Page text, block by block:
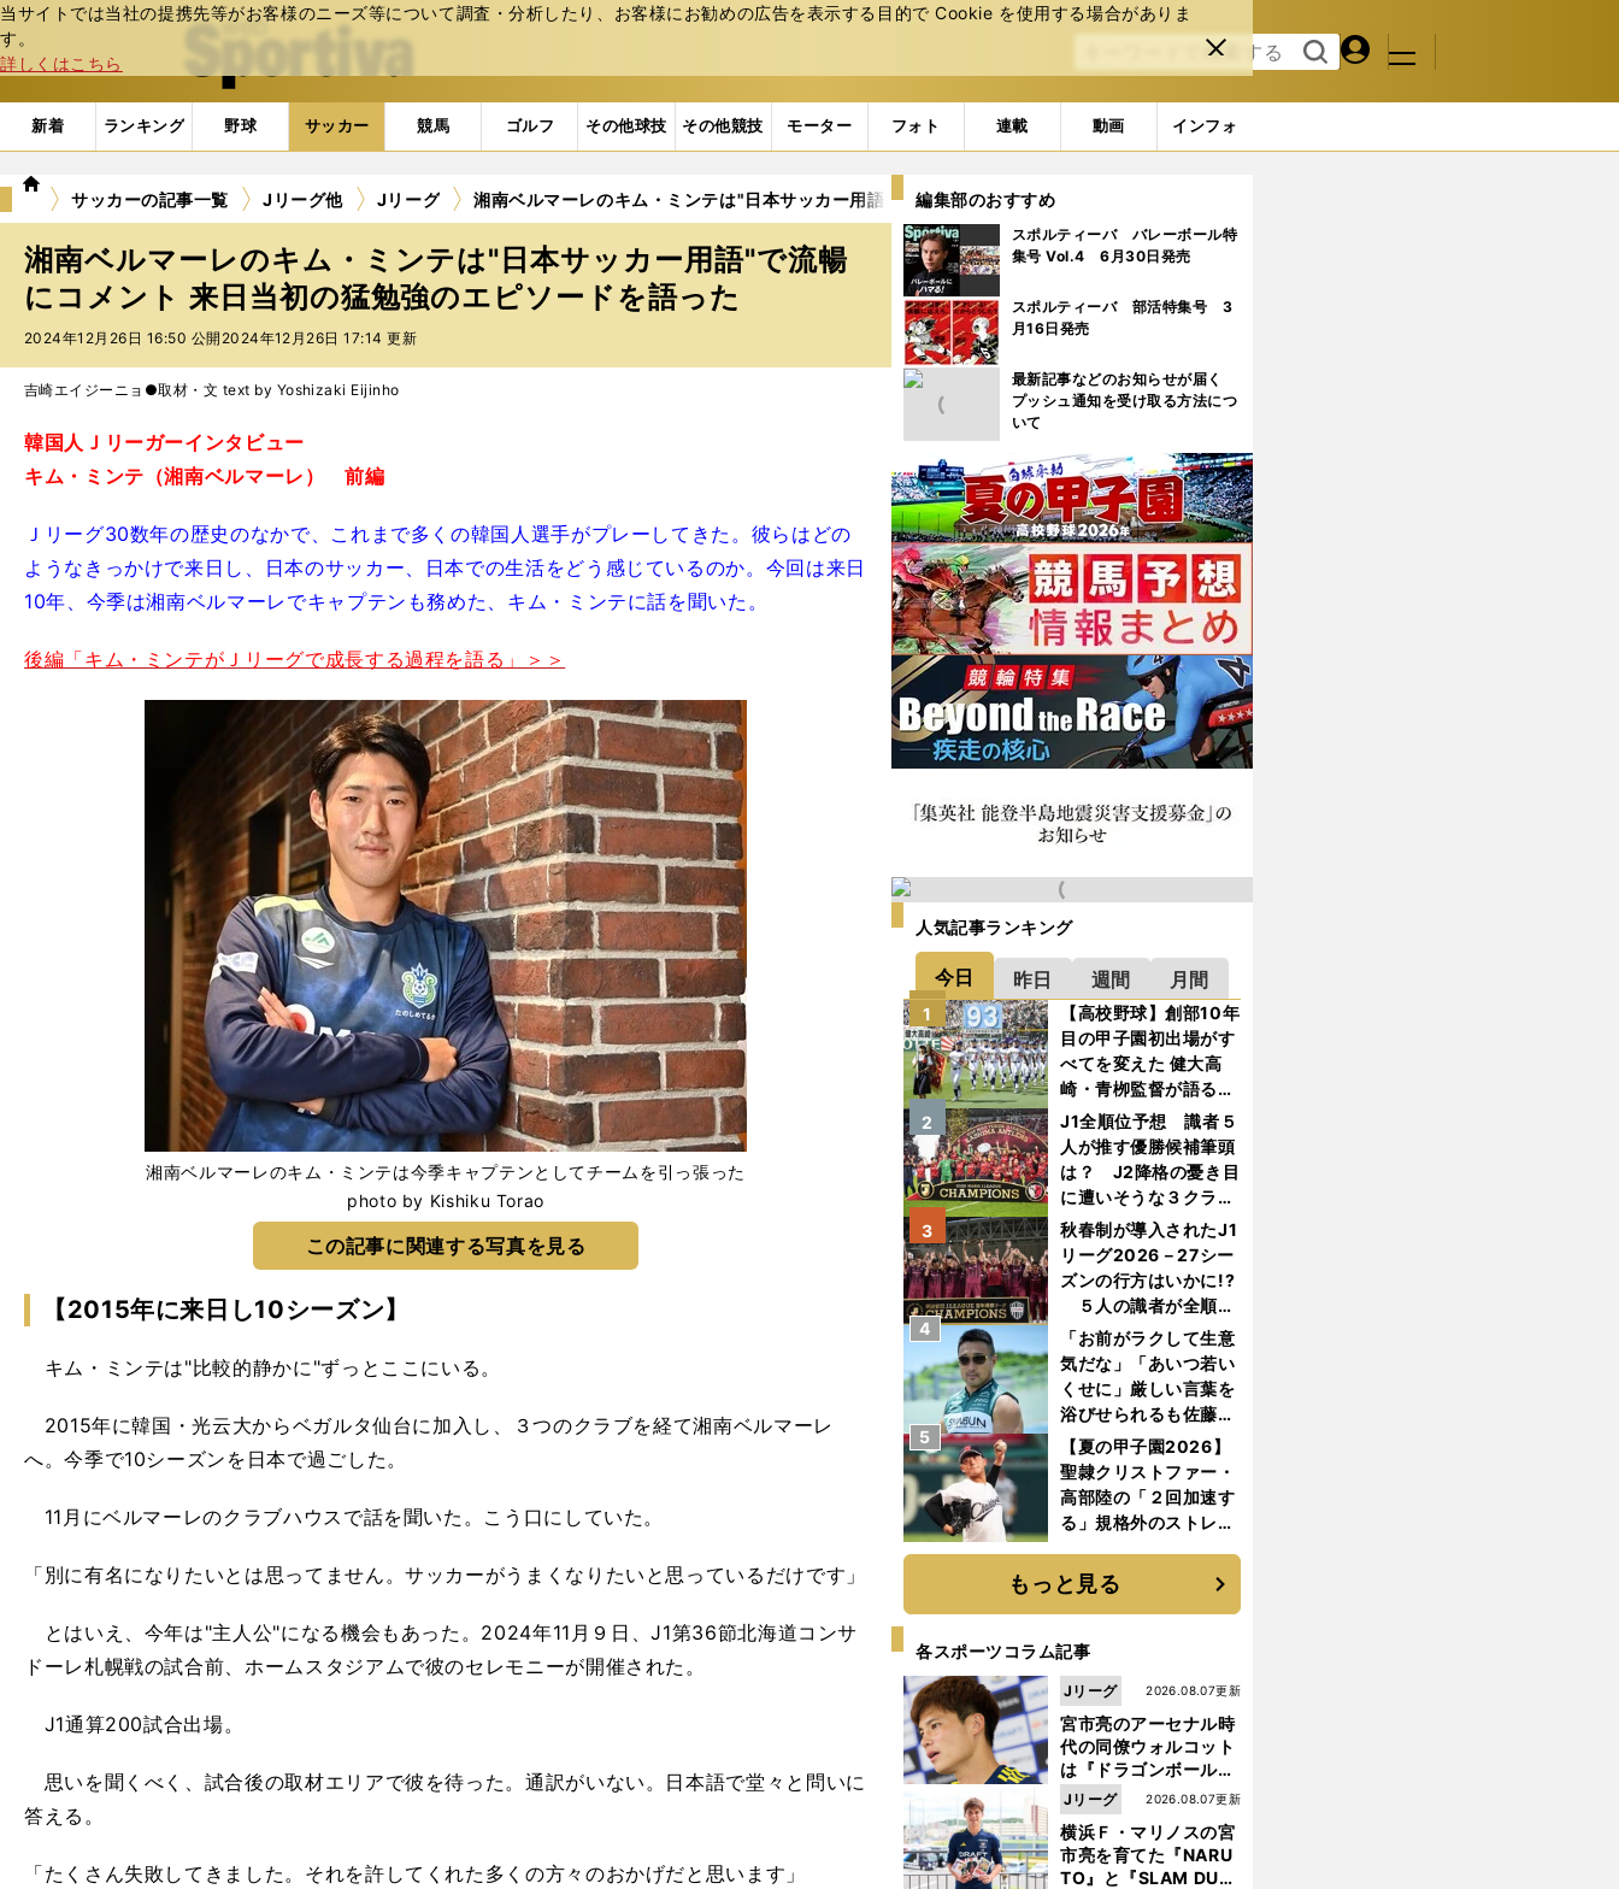
当サイトでは当社の提携先等がお客様のニーズ等について調査・分析したり、お客様にお勧めの広告を表⽰する⽬的で Cookie を使⽤する場合がありま
す。
詳しくはこちら
閉じ
る
web Sportiva (webスポルティーバ)
検索
る
マイペ
ジ
メニュ
新着 ランキング 野球 サッカー 競馬 ゴルフ その他球技 その他競技 モーター フォト 連載 動画 インフォ
we
ポ
ル
テ
ィ
ー
バ
サッカーの記事一覧 Jリーグ他 Jリーグ 湘南ベルマーレのキム・ミンテは"日本サッカー用語"で流暢にコメント 来日当初の猛勉強のエピソードを語った
湘南ベルマーレのキム・ミンテは"日本サッカー用語"で流暢
にコメント 来日当初の猛勉強のエピソードを語った
2024年12月26日 16:50 公開 2024年12月26日 17:14 更新
吉崎エイジーニョ●取材・文 text by Yoshizaki Eijinho
韓国人Ｊリーガーインタビュー
キム・ミンテ（湘南ベルマーレ） 前編
Ｊリーグ30数年の歴史のなかで、これまで多くの韓国人選手がプレーしてきた。彼らはどの
ようなきっかけで来日し、日本のサッカー、日本での生活をどう感じているのか。今回は来日
10年、今季は湘南ベルマーレでキャプテンも務めた、キム・ミンテに話を聞いた。
後編「キム・ミンテがＪリーグで成長する過程を語る」＞＞
湘南ベルマーレのキム・ミンテは今季キャプテンとしてチームを引っ張った
photo by Kishiku Torao
この記事に関連する写真を見る
【2015年に来日し10シーズン】
キム・ミンテは"比較的静かに"ずっとここにいる。
2015年に韓国・光云大からベガルタ仙台に加入し、３つのクラブを経て湘南ベルマーレ
へ。今季で10シーズンを日本で過ごした。
11月にベルマーレのクラブハウスで話を聞いた。こう口にしていた。
「別に有名になりたいとは思ってません。サッカーがうまくなりたいと思っているだけです」
とはいえ、今年は"主人公"になる機会もあった。2024年11月９日、J1第36節北海道コンサ
ドーレ札幌戦の試合前、ホームスタジアムで彼のセレモニーが開催された。
J1通算200試合出場。
思いを聞くべく、試合後の取材エリアで彼を待った。通訳がいない。日本語で堂々と問いに
答える。
「たくさん失敗してきました。それを許してくれた多くの方々のおかげだと思います」
編集部のおすすめ
スポルティーバ バレーボール特
集号 Vol.4 6月30日発売
スポルティーバ 部活特集号 3
月16日発売
最新記事などのお知らせが届く
プッシュ通知を受け取る方法につ
いて
人気記事ランキング
今日 昨日 週間 月間
【高校野球】創部10年
目の甲子園初出場がす
べてを変えた 健大高
崎・青栁監督が語る
「機動破壊」はこうし
て生まれた
1
J1全順位予想 識者５
人が推す優勝候補筆頭
は？ J2降格の憂き目
に遭いそうな３クラブ
とは？
2
秋春制が導入されたJ1
リーグ2026－27シー
ズンの行方はいかに!?
５人の識者が全順位
を大胆予想
3
「お前がラクして生意
気だな」「あいつ若い
くせに」厳しい言葉を
浴びせられるも佐藤慎
太郎が貫いた誇りとフ
ァンへの思い
4
【夏の甲子園2026】
聖隷クリストファー・
高部陸の「２回加速す
る」規格外のストレー
く大学進学を選ぶ理由
5
もっと見る
各スポーツコラム記事
宮市亮のアーセナル時
代の同僚ウォルコット
は『ドラゴンボール』
が大好き ポドルスキは
日向小次郎に憧れてい
た
2026.08.07更新
Jリーグ
横浜Ｆ・マリノスの宮
市亮を育てた『NARU
TO』と『SLAM DUN
2026.08.07更新
Jリーグ